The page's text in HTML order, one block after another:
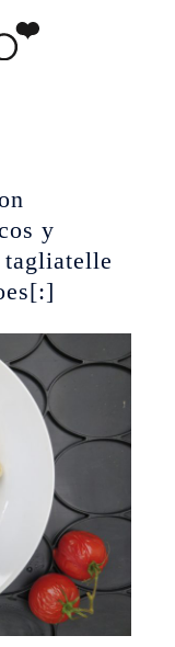
y
tagliatelle